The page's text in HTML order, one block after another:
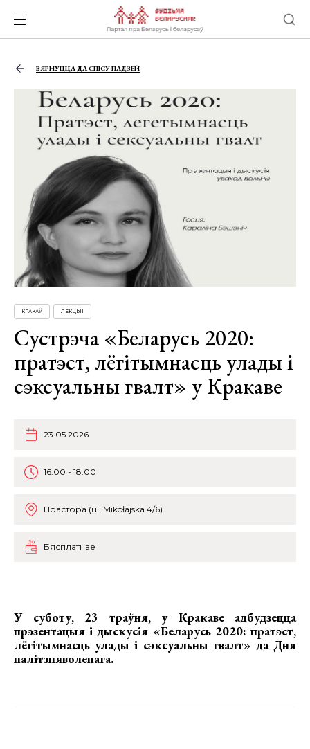
ВЯРНУЦЦА ДА СПІСУ ПАДЗЕЙ
КРАКАЎ ЛЕКЦЫІ
Сустрэча «Беларусь 2020:
пратэст, лёгітымнасць улады і
сэксуальны гвалт» у Кракаве
23.05.2026
16:00 - 18:00
Прастора (ul. Mikołajska 4/6)
Бясплатнае
У суботу, 23 траўня, у Кракаве адбудзецца
прэзентацыя і дыскусія «Беларусь 2020: пратэст,
лёгітымнасць улады і сэксуальны гвалт» да Дня
палітзняволенага.